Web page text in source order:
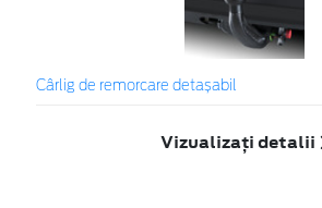
Cârlig de remorcare detașabil
Vizualizați detalii